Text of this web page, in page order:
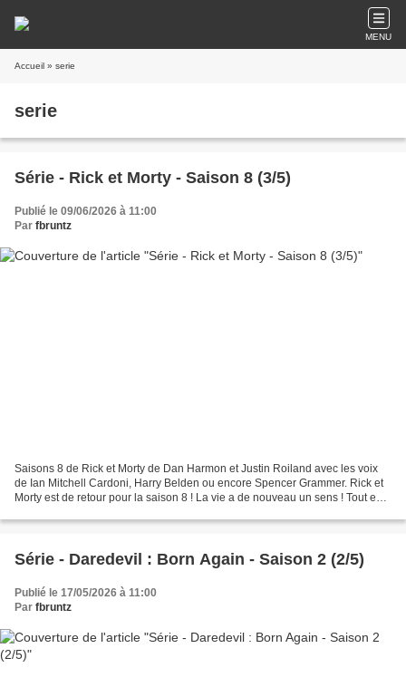
MENU
Accueil » serie
serie
Série - Rick et Morty - Saison 8 (3/5)
Publié le 09/06/2026 à 11:00
Par fbruntz
Saisons 8 de Rick et Morty de Dan Harmon et Justin Roiland avec les voix
de Ian Mitchell Cardoni, Harry Belden ou encore Spencer Grammer. Rick et
Morty est de retour pour la saison 8 ! La vie a de nouveau un sens ! Tout est
Série - Daredevil : Born Again - Saison 2 (2/5)
Publié le 17/05/2026 à 11:00
Par fbruntz